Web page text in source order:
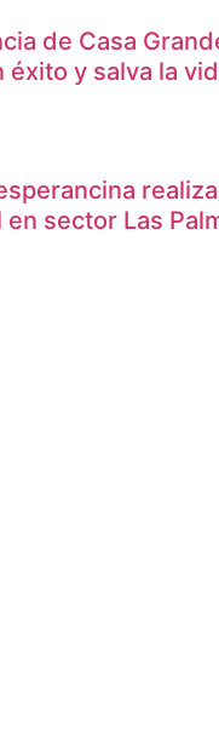
de Casa
y salva la
sector Las